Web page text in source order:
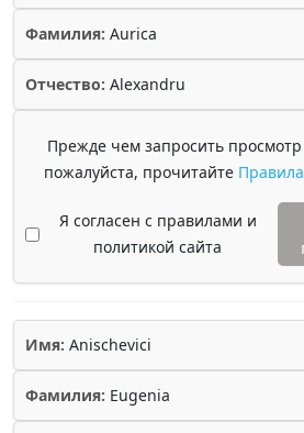
Фамилия: Aurica
Отчество: Alexandru
Прежде чем запросить
пожалуйста, прочитайте
Я согласен с правилами и
политикой сайта
Имя: Anischevici
Фамилия: Eugenia